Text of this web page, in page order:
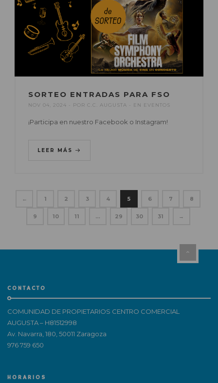
SORTEO ENTRADAS PARA FSO
NOV 04, 2024 POR C.C. AUGUSTA EN EVENTOS
¡Participa en nuestro Facebook o Instagram!
LEER MÁS
← 1 2 3 4 5 6 7 8
9 10 11 … 29 30 31 →
CONTACTO
COMUNIDAD DE PROPIETARIOS CENTRO COMERCIAL
AUGUSTA – H81512998
Av. Navarra, 180, 50011 Zaragoza
976 759 650
HORARIOS